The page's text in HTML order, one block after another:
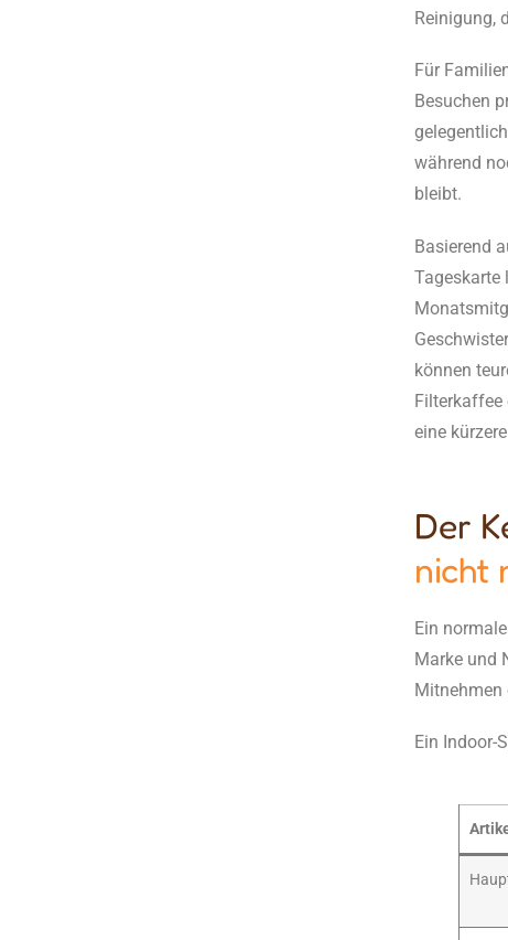
Reinigung,
Für
Besuchen
während
bleibt.
Basierend
Tageskarte
können
Filterkaffee
eine
Der
nicht
Ein
Marke und
Mitnehmen
Ein Indoor-